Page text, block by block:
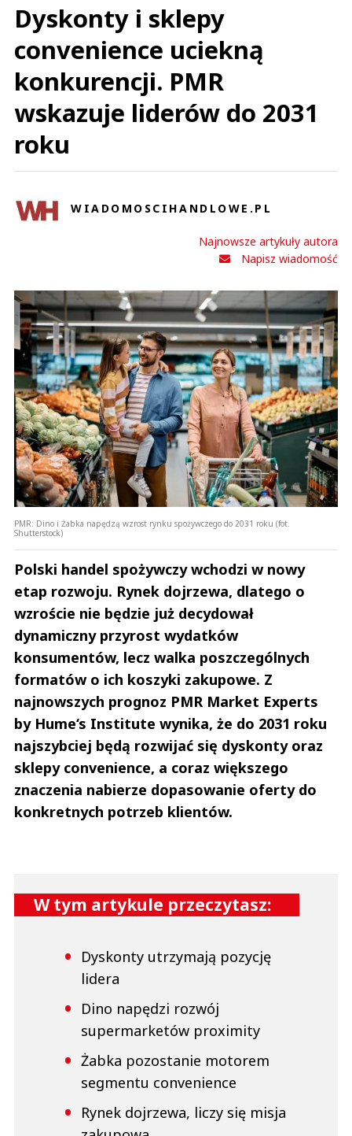
Dyskonty i sklepy
convenience uciekną
konkurencji. PMR
wskazuje liderów do 2031
roku
WIADOMOSCIHANDLOWE.PL
Najnowsze artykuły autora
Napisz wiadomość
PMR: Dino i Żabka napędzą wzrost rynku spożywczego do 2031 roku (fot.
Shutterstock)
Polski handel spożywczy wchodzi w nowy
etap rozwoju. Rynek dojrzewa, dlatego o
wzroście nie będzie już decydował
dynamiczny przyrost wydatków
konsumentów, lecz walka poszczególnych
formatów o ich koszyki zakupowe. Z
najnowszych prognoz PMR Market Experts
by Hume‘s Institute wynika, że do 2031 roku
najszybciej będą rozwijać się dyskonty oraz
sklepy convenience, a coraz większego
znaczenia nabierze dopasowanie oferty do
konkretnych potrzeb klientów.
W tym artykule przeczytasz:
Dyskonty utrzymają pozycję
lidera
Dino napędzi rozwój
supermarketów proximity
Żabka pozostanie motorem
segmentu convenience
Rynek dojrzewa, liczy się misja